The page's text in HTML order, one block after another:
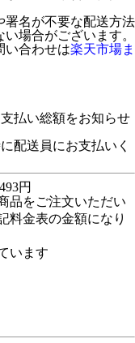
名が不要な配送方法
場合がございます。
い合わせは楽天市場ま
払い総額をお知らせ
配送員にお支払いく
円
品をご注文いただい
料金表の金額になり
います